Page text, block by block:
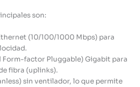
son:
(10/100/1000 Mbps) para
Form-factor Pluggable) Gigabit para
fibra (uplinks).
sin ventilador, lo que permite